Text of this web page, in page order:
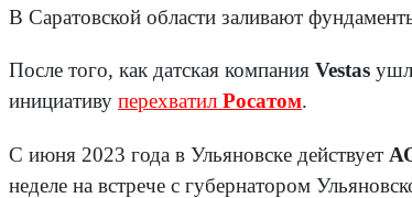
В Саратовской области заливают
После того, как датская компания Vestas
инициативу перехватил Росатом.
С июня 2023 года в Ульяновске действует
неделе на встрече с губернатором